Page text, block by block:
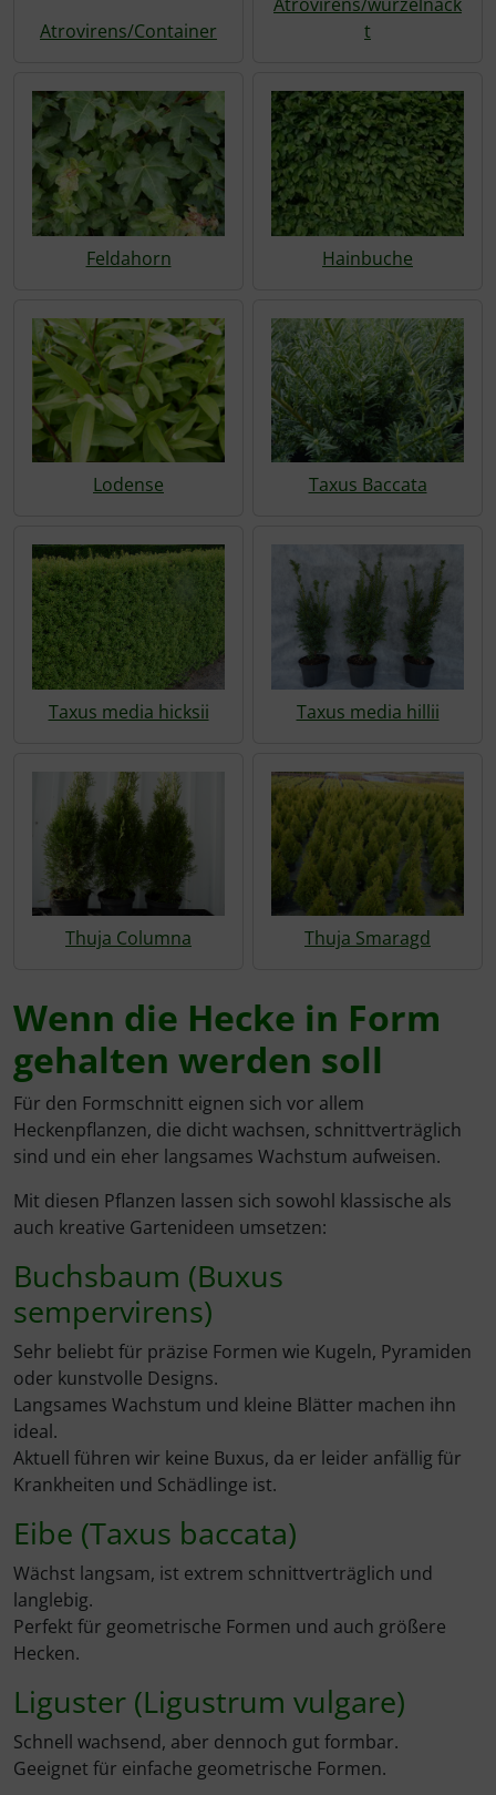
Atrovirens/Container
t
Feldahorn Hainbuche
Lodense Taxus Baccata
Taxus media hicksii Taxus media hillii
Thuja Columna Thuja Smaragd
Wenn die Hecke in Form
gehalten werden soll
Für den Formschnitt eignen sich vor allem
Heckenpflanzen, die dicht wachsen, schnittverträglich
sind und ein eher langsames Wachstum aufweisen.
Mit diesen Pflanzen lassen sich sowohl klassische als
auch kreative Gartenideen umsetzen:
Buchsbaum (Buxus
sempervirens)
Sehr beliebt für präzise Formen wie Kugeln, Pyramiden
oder kunstvolle Designs.
Langsames Wachstum und kleine Blätter machen ihn
ideal.
Aktuell führen wir keine Buxus, da er leider anfällig für
Krankheiten und Schädlinge ist.
Eibe (Taxus baccata)
Wächst langsam, ist extrem schnittverträglich und
langlebig.
Perfekt für geometrische Formen und auch größere
Hecken.
Liguster (Ligustrum vulgare)
Schnell wachsend, aber dennoch gut formbar.
Geeignet für einfache geometrische Formen.